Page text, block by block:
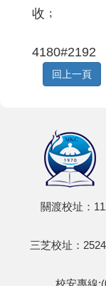
收﹔
電話
關渡校址：
三芝校址：